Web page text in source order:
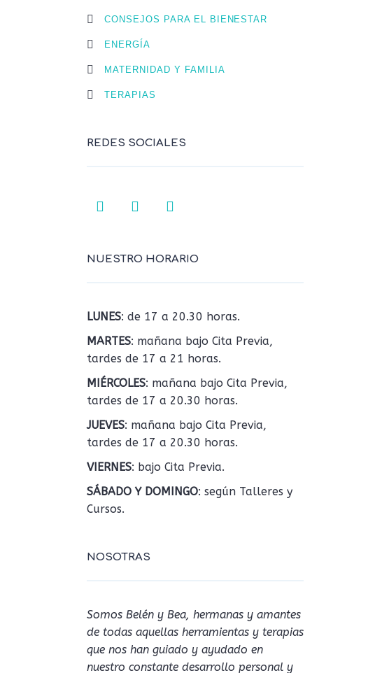
CONSEJOS PARA EL BIENESTAR
ENERGÍA
MATERNIDAD Y FAMILIA
TERAPIAS
REDES SOCIALES
NUESTRO HORARIO
LUNES: de 17 a 20.30 horas.
MARTES: mañana bajo Cita Previa,
tardes de 17 a 21 horas.
MIÉRCOLES: mañana bajo Cita Previa,
tardes de 17 a 20.30 horas.
JUEVES: mañana bajo Cita Previa,
tardes de 17 a 20.30 horas.
VIERNES: bajo Cita Previa.
SÁBADO Y DOMINGO: según Talleres y
Cursos.
NOSOTRAS
Somos Belén y Bea, hermanas y amantes
de todas aquellas herramientas y terapias
que nos han guiado y ayudado en
nuestro constante desarrollo personal y